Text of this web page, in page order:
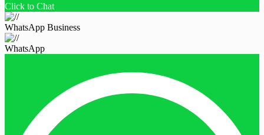
Click to Chat
WhatsApp Business
WhatsApp